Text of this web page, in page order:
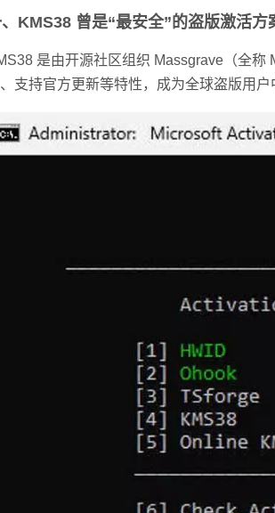
KMS38 曾是“最安全”的盗版激活方
是由开源社区组织 Massgrave（全
支持官方更新等特性，成为全球盗版用户